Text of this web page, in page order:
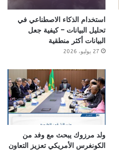
استخدام الذكاء الاصطناعي في
تحليل البيانات – كيفية جعل
البيانات أكثر منطقية
27 يوليو، 2026
ولد مرزوك يبحث مع وفد من
الكونغرس الأمريكي تعزيز التعاون